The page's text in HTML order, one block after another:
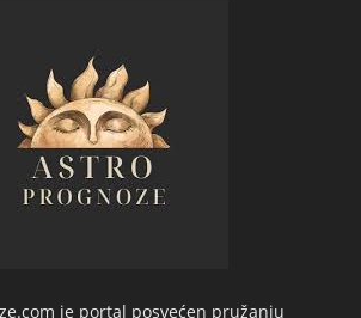
je portal posvećen pružanju